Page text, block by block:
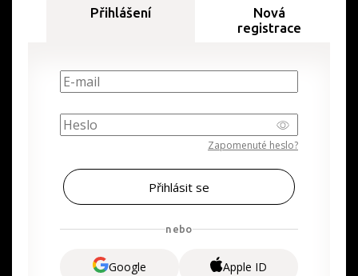
Přihlášení
Nová
registrace
Zapomenuté heslo?
nebo
Google Apple ID